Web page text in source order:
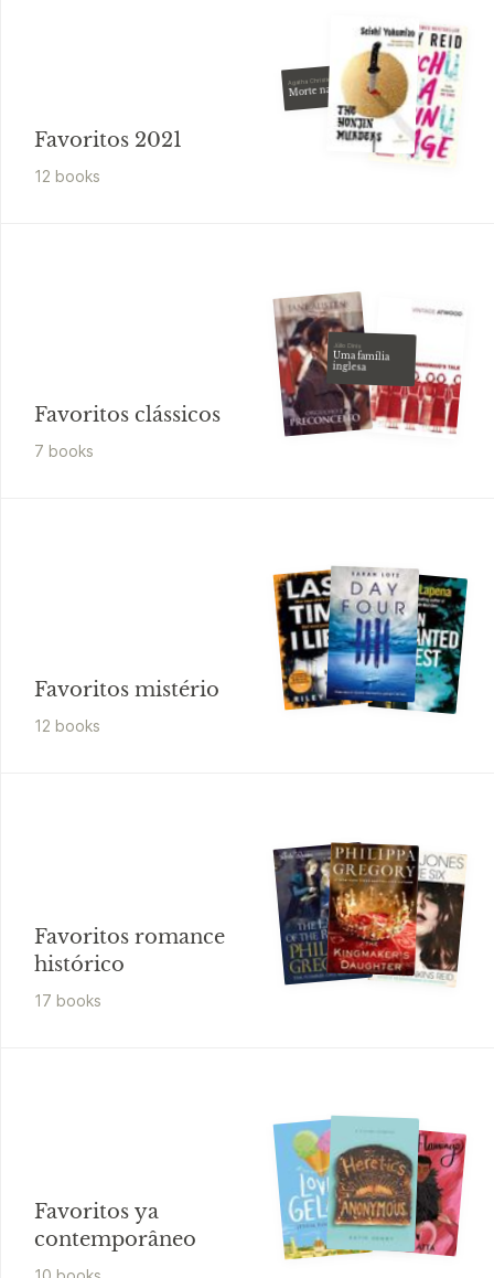
Favoritos 2021
12 books
Agatha Christie
Morte na praia
Favoritos clássicos
7 books
Júlio Dinis
Uma família
inglesa
Favoritos mistério
12 books
Favoritos romance
histórico
17 books
Favoritos ya
contemporâneo